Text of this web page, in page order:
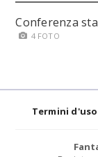
Conferenza
4 FOTO
Termini d'uso